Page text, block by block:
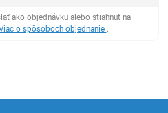
ako objednávku alebo stiahnuť na
o spôsoboch objednanie .